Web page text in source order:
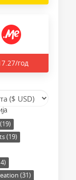
год
(19)
(31)